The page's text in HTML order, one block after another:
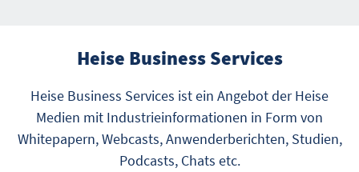
Heise Business Services
Heise Business Services ist ein Angebot der Heise
Medien mit Industrieinformationen in Form von
Whitepapern, Webcasts, Anwenderberichten, Studien,
Podcasts, Chats etc.